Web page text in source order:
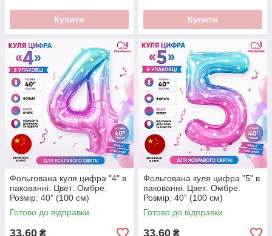
Купити Купити
Фольгована куля цифра "4" в
пакованні. Цвет: Омбре.
Розмір: 40" (100 см)
Готово до відправки
33,60 ₴
Фольгована куля цифра "5" в
пакованні. Цвет: Омбре.
Розмір: 40" (100 см)
Готово до відправки
33,60 ₴